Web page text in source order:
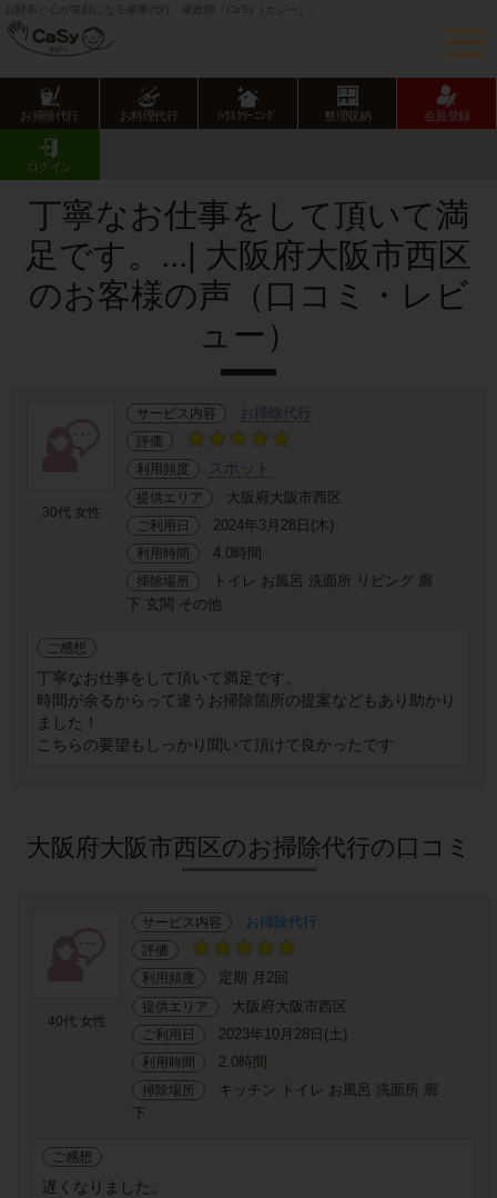
お財布と心が笑顔になる家事代行・家政婦「CaSy（カジー）」
お掃除代行 お料理代行 ﾊｳｽｸﾘｰﾆﾝｸﾞ 整理収納 会員登録
ログイン
CaSy TOP
お客様の声･口コミ詳細
丁寧なお仕事をして頂いて満
足です。...| 大阪府大阪市西区
のお客様の声（口コミ・レビ
ュー）
30代 女性
サービス内容 お掃除代行
評価
利用頻度
スポット
提供エリア 大阪府大阪市西区
ご利用日 2024年3月28日(木)
利用時間 4.0時間
掃除場所
トイレ お風呂 洗面所 リビング 廊
下 玄関 その他
ご感想
丁寧なお仕事をして頂いて満足です。
時間が余るからって違うお掃除箇所の提案などもあり助かり
ました！
こちらの要望もしっかり聞いて頂けて良かったです
大阪府大阪市西区のお掃除代行の口コミ
40代 女性
サービス内容 お掃除代行
評価
利用頻度
定期 月2回
提供エリア 大阪府大阪市西区
ご利用日 2023年10月28日(土)
利用時間 2.0時間
掃除場所
キッチン トイレ お風呂 洗面所 廊
下
ご感想
遅くなりました。